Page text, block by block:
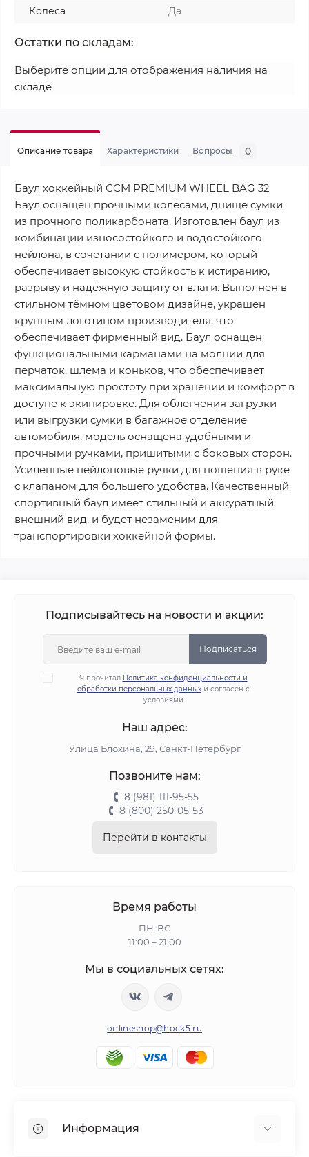
Колеса
Да
Остатки по складам:
Выберите опции для отображения наличия на
складе
Описание товара Характеристики Вопросы 0
Баул хоккейный CCM PREMIUM WHEEL BAG 32
Баул оснащён прочными колёсами, днище сумки
из прочного поликарбоната. Изготовлен баул из
комбинации износостойкого и водостойкого
нейлона, в сочетании с полимером, который
обеспечивает высокую стойкость к истиранию,
разрыву и надёжную защиту от влаги. Выполнен в
стильном тёмном цветовом дизайне, украшен
крупным логотипом производителя, что
обеспечивает фирменный вид. Баул оснащен
функциональными карманами на молнии для
перчаток, шлема и коньков, что обеспечивает
максимальную простоту при хранении и комфорт в
доступе к экипировке. Для облегчения загрузки
или выгрузки сумки в багажное отделение
автомобиля, модель оснащена удобными и
прочными ручками, пришитыми с боковых сторон.
Усиленные нейлоновые ручки для ношения в руке
с клапаном для большего удобства. Качественный
спортивный баул имеет стильный и аккуратный
внешний вид, и будет незаменим для
транспортировки хоккейной формы.
Подписывайтесь на новости и акции:
Подписаться
Я прочитал Политика конфиденциальности и
обработки персональных данныхи согласен с
условиями
Наш адрес:
Улица Блохина, 29, Санкт-Петербург
Позвоните нам:
8 (981) 111-95-55
8 (800) 250-05-53
Перейти в контакты
Время работы
ПН-ВС
11:00 – 21:00
Мы в социальных сетях:
onlineshop@hock5.ru
Информация